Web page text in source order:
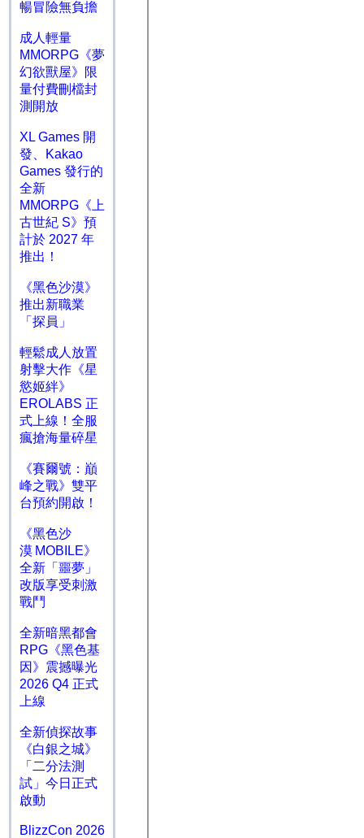
暢冒險無負擔
成人輕量
MMORPG《夢
幻欲獸屋》限
量付費刪檔封
測開放
XL Games 開
發、Kakao
Games 發行的
全新
MMORPG《上
古世紀 S》預
計於 2027 年
推出！
《黑色沙漠》
推出新職業
「探員」
輕鬆成人放置
射擊大作《星
慾姬絆》
EROLABS 正
式上線！全服
瘋搶海量碎星
《賽爾號：巔
峰之戰》雙平
台預約開啟！
《黑色沙
漠 MOBILE》
全新「噩夢」
改版享受刺激
戰鬥
全新暗黑都會
RPG《黑色基
因》震撼曝光
2026 Q4 正式
上線
全新偵探故事
《白銀之城》
「二分法測
試」今日正式
啟動
BlizzCon 2026